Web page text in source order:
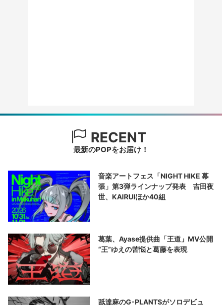
RECENT
最新のPOPをお届け！
音楽アートフェス「NIGHT HIKE 幕
張」第3弾ラインナップ発表 吉田夜
世、KAIRUIほか40組
葛葉、Ayase提供曲「王道」MV公開
“王”ゆえの苦悩と葛藤を表現
舐達麻のG-PLANTSがソロデビュ